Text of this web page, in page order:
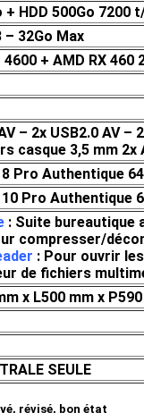
+ HDD 500Go 7200
– 32Go Max
+ AMD RX 460
– 2x USB2.0 AV –
casque 3,5 mm 2x
Pro Authentique
Pro Authentique
: Suite bureautique
compresser/
: Pour ouvrir
de fichiers
x L500 mm x
SEULE
révisé, bon état